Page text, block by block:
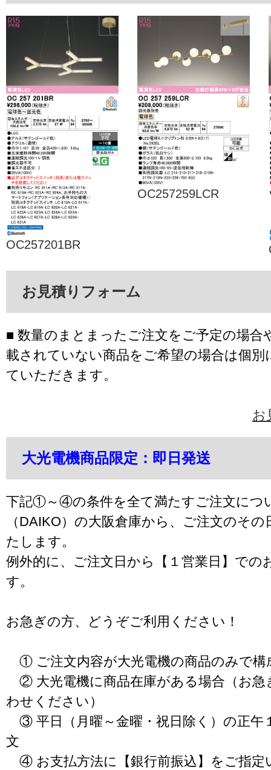
OC257201BR
OC257259LCR
お見積りフォーム
■ 数量のまとまったご注文をご予定の場合
載されていない商品をご希望の場合は個別
ていただきます。
お
大光電機商品限定：即日発送
下記①～④の条件を全て満たすご注文につ
（DAIKO）の大阪倉庫から、ご注文のそ
たします。
例外的に、ご注文日から【１営業日】での
す。
お急ぎの方、どうぞご利用ください！
① ご注文内容が大光電機の商品のみで構
② 大光電機に商品在庫がある場合（お急
わせください）
③ 平日（月曜～金曜・祝日除く）の正午
文
④ お支払方法に【銀行前振込】をご指定